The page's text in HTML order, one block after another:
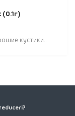
(0.1г)
кустики..